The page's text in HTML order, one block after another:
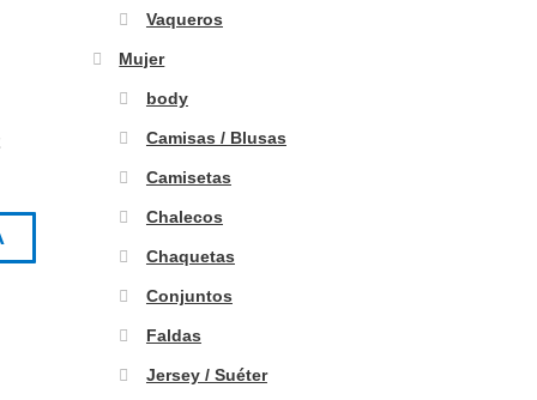
Vaqueros
Mujer
body
Camisas / Blusas
Camisetas
Chalecos
Chaquetas
Conjuntos
Faldas
Jersey / Suéter